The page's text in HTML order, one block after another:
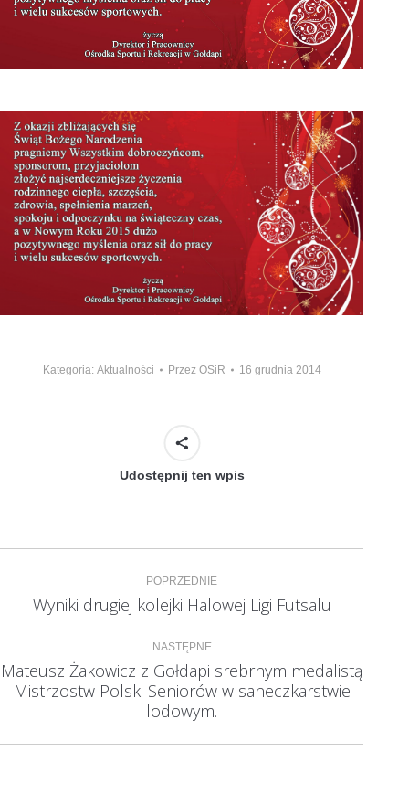
Kategoria: Aktualności Przez OSiR 16 grudnia 2014
Udostępnij ten wpis
Nawigacja
wpisów
POPRZEDNIE
Poprzedni
Wyniki drugiej kolejki Halowej Ligi Futsalu
NASTĘPNE
Następny
wpis:
Mateusz Żakowicz z Gołdapi srebrnym medalistą
Mistrzostw Polski Seniorów w saneczkarstwie
lodowym.